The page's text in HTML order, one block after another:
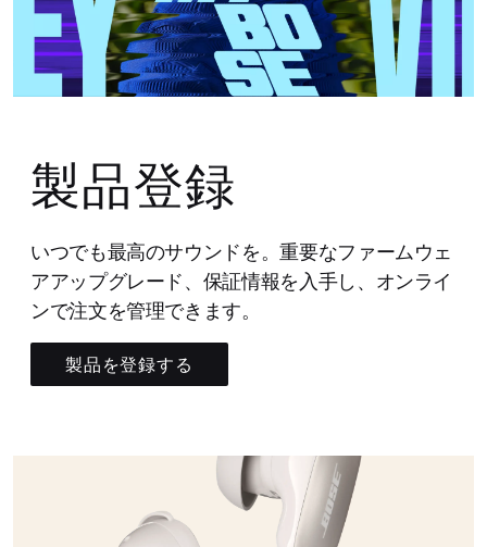
製品登録
いつでも最高のサウンドを。重要なファームウェ
アアップグレード、保証情報を入手し、オンライ
ンで注文を管理できます。
製品を登録する